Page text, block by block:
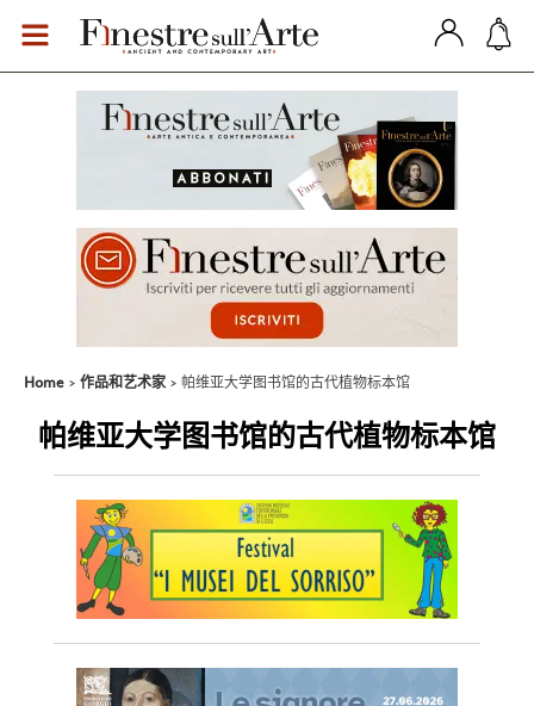
Home 作品和艺术家 帕维亚大学图书馆的古代植物标本馆
帕维亚大学图书馆的古代植物标本馆